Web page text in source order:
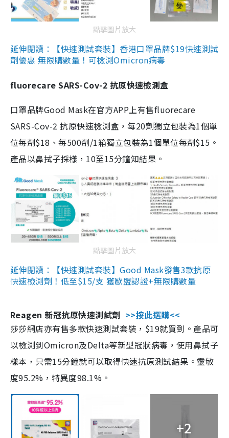
點擊圖片放大
延伸閱讀：【快速測試套裝】香港口罩品牌$19快速測試
劑優惠 無限購數量！可檢測Omicron病毒
fluorecare SARS-Cov-2 抗原快速檢測盒
口罩品牌Good Mask在官方APP上有售fluorecare
SARS-Cov-2 抗原快速檢測盒，每20劑獨立包裝為1個單
位每劑$18、每500劑/1箱獨立包裝為1個單位每劑$15。
產品以鼻拭子採樣，10至15分鐘知結果。
點擊圖片放大
延伸閱讀：【快速測試套裝】Good Mask發售3款抗原
快速檢測劑！低至$15/支 獲歐盟認證+無限購數量
Reagen 新冠抗原快速測試劑 >>按此選購<<
莎莎網店亦有售多款快速測試套裝，$19就買到。產品可
以檢測到Omicron及Delta等新型冠狀病毒，使用鼻拭子
樣本，只需15分鐘就可以取得快速抗原測試結果。靈敏
度95.2%，特異度98.1%。
+2